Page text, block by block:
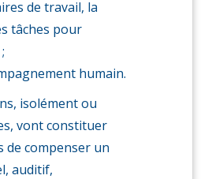
de travail, la
tâches pour
humain.
isolément ou
vont constituer
de compenser un
auditif,